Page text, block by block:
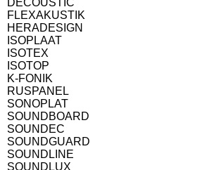
DECOUSTIC
FLEXAKUSTIK
HERADESIGN
ISOPLAAT
ISOTEX
ISOTOP
K-FONIK
RUSPANEL
SONOPLAT
SOUNDBOARD
SOUNDEC
SOUNDGUARD
SOUNDLINE
SOUNDLUX